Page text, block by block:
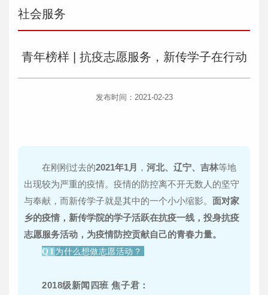
社会服务
青年榜样 | 抗疫志愿服务，新传学子在行动
发布时间：2021-02-23
在刚刚过去的2021年1月 ， 河北、辽宁、吉林等地
出现较为严重的疫情。疫情的防控离不开无数人的坚守
与奉献，而新传学子就是其中的一个小小缩影。 面对家
乡的疫情，新传学院的学子活跃在抗疫一线，投身抗疫
志愿服务活动，为疫情防控贡献自己的青春力量。
Q1 为什么想做志愿活动？
2018级新闻四班 焦子君：